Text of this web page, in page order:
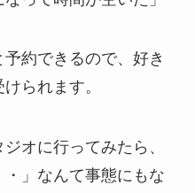
約できるので、好き
られます。
ジオに行ってみたら、
」 なんて事態にもな